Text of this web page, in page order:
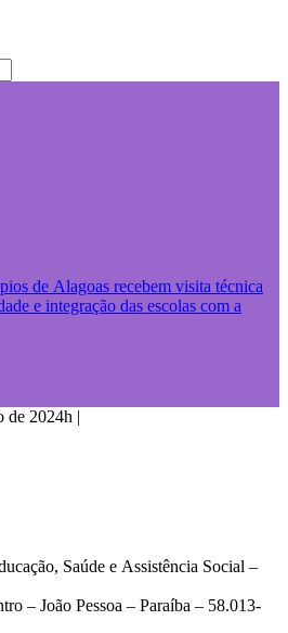
de Alagoas recebem visita técnica
e integração das escolas com a
de 2024h |
Saúde e Assistência Social –
– João Pessoa – Paraíba – 58.013-